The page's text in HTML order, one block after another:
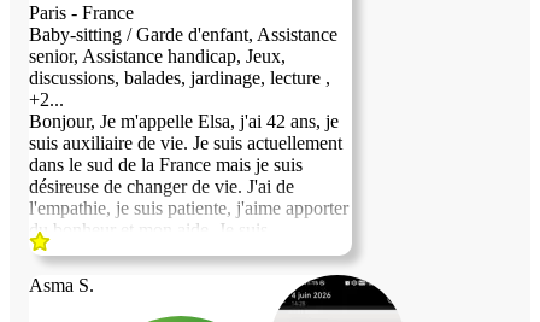
Paris - France
Baby-sitting / Garde d'enfant, Assistance
senior, Assistance handicap, Jeux,
discussions, balades, jardinage, lecture ,
+2...
Bonjour, Je m'appelle Elsa, j'ai 42 ans, je
suis auxiliaire de vie. Je suis actuellement
dans le sud de la France mais je suis
désireuse de changer de vie. J'ai de
l'empathie, je suis patiente, j'aime apporter
du bonheur et mon aide. Je suis
polyvalente, j'aime les animaux, je suis
bavarde et m'intéresse à énormément de
sujet. J'apprécie travailler auprès de
personnes âgées car elles ont du vécu et
Asma S.